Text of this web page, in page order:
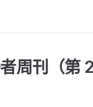
周刊（第